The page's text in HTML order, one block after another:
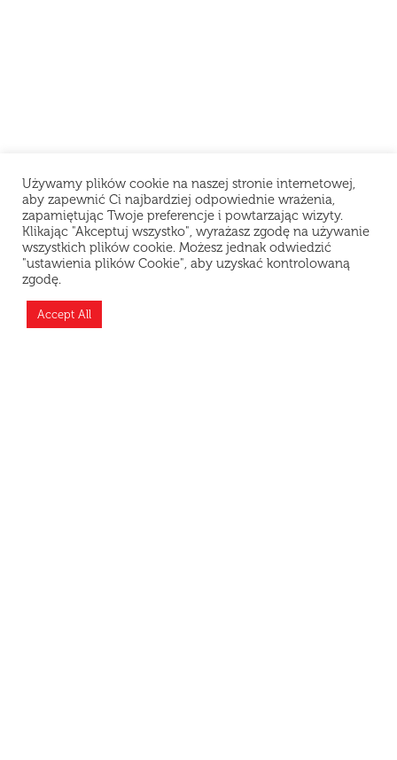
Szanowni Klienci, z powodu problemów
technicznych restauracja chwilowo nie przyjmuje
zamówień. Przepraszamy za niedogodności i
Używamy plików cookie na naszej stronie internetowej,
aby zapewnić Ci najbardziej odpowiednie wrażenia,
zapamiętując Twoje preferencje i powtarzając wizyty.
Klikając "Akceptuj wszystko", wyrażasz zgodę na używanie
wszystkich plików cookie. Możesz jednak odwiedzić
"ustawienia plików Cookie", aby uzyskać kontrolowaną
zgodę.
Accept All